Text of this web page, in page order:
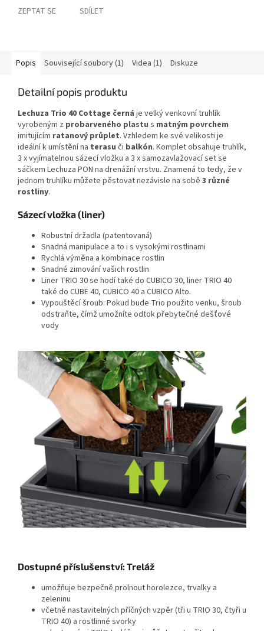
ZEPTAT SE SDÍLET
Popis Související soubory (1) Videa (1) Diskuze
Detailní popis produktu
Lechuza Trio 40 Cottage černá je velký venkovní truhlík
vyrobeným z probarveného plastu s matným povrchem
imitujícím ratanový průplet. Vzhledem ke své velikosti je
ideální k umístění na terasu či balkón. Komplet obsahuje truhlík,
3 x vyjímatelnou sázecí vložku a 3 x samozavlažovací set se
sáčkem Lechuza PON na drenážní vrstvu. Znamená to tedy, že v
jednom truhlíku můžete pěstovat nezávisle na sobě 3 různé
rostliny.
Sázecí vložka (liner)
Robustní držadla (patentovaná)
Snadná manipulace a to i s vysokými rostlinami
Rychlá výměna a kombinace rostlin
Snadné zimování vašich rostlin
Liner TRIO 30 se hodí také do CUBICO 30, liner TRIO 40
také do CUBE 40, CUBICO 40 a CUBICO Alto.
Vypouštěcí šroub: Pokud bude Trio použito venku, šroub
odstraňte, čímž umožníte odtok přebytečné dešťové
vody
Dostupné příslušenství: Treláž
umožňuje bezpečně prolnout horolezce, trvalky a
zeleninu
včetně nastavitelných příčných vzpěr (tři u TRIO 30, čtyři u
TRIO 40) a rostlinné svorky